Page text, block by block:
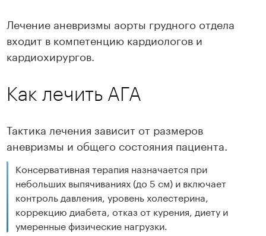
Лечение аневризмы аорты грудного отдела
входит в компетенцию кардиологов и
кардиохирургов.
Как лечить АГА
Тактика лечения зависит от размеров
аневризмы и общего состояния пациента.
Консервативная терапия назначается при
небольших выпячиваниях (до 5 см) и включает
контроль давления, уровень холестерина,
коррекцию диабета, отказ от курения, диету и
умеренные физические нагрузки.